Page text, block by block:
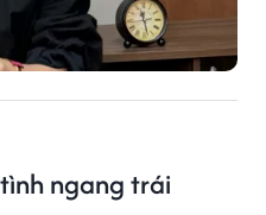
ngang trái